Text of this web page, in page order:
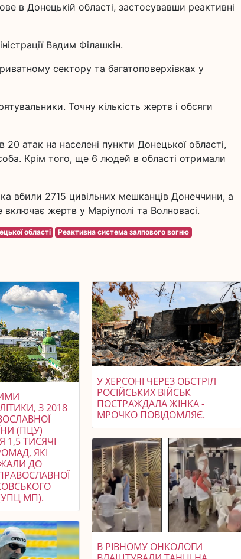
в Донецькій області, застосувавши реактивні
Вадим Філашкін.
сектору та багатоповерхівках у
Точну кількість жертв і обсяги
атак на населені пункти Донецької області,
Крім того, ще 6 людей в області отримали
вбили 2715 цивільних мешканців Донеччини, а
жертв у Маріуполі та Волновасі.
області
Реактивна система залпового вогню
З 2018
(ПЦУ)
ТИСЯЧІ
ЯКІ
ДО
МП).
У ХЕРСОНІ ЧЕРЕЗ ОБСТРІЛ
РОСІЙСЬКИХ ВІЙСЬК
ПОСТРАЖДАЛА ЖІНКА -
МРОЧКО ПОВІДОМЛЯЄ.
В РІВНОМУ ОНКОЛОГИ